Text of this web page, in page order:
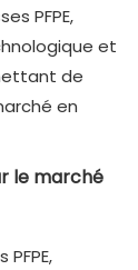
PFPE,
et
de
en
le marché